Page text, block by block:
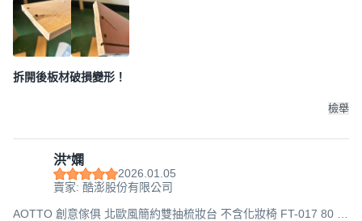
拆開後板材破損變形！
檢舉
洪*嫻
2026.01.05
賣家: 酷澎股份有限公司
AOTTO 創意傢俱 北歐風簡約雙抽梳妝台 不含化妝椅 FT-017 80 x